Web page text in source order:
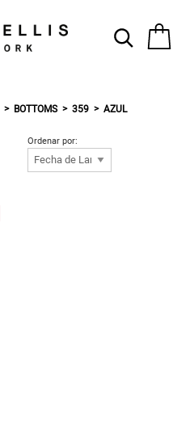
BOTTOMS 359 AZUL
Ordenar por: